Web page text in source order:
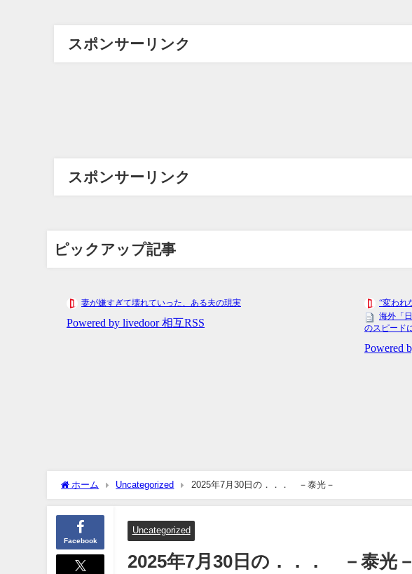
スポンサーリンク
スポンサーリンク
ピックアップ記事
ホーム Uncategorized 2025年7月30日の．．． －泰光－
Facebook
Uncategorized
2025年7月30日の．．． －泰光－